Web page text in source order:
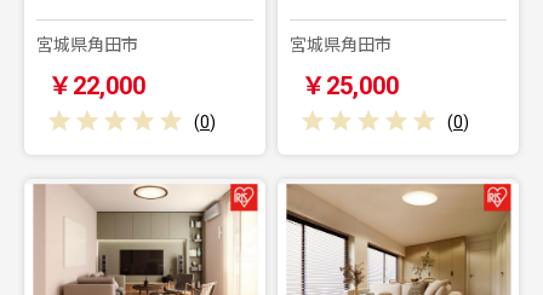
宮城県角田市
￥22,000
(0)
宮城県角田市
￥25,000
(0)